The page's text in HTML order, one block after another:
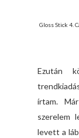
Gloss Stick 4.
Ezután
írtam.
szerelem
levett a